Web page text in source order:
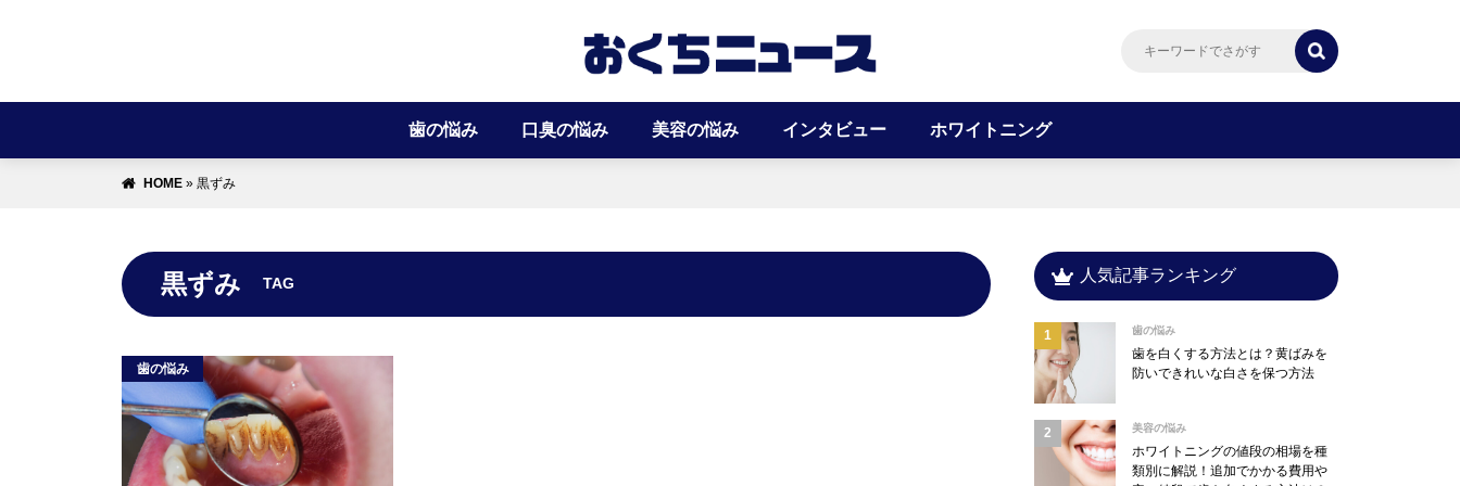
歯の悩み 口臭の悩み 美容の悩み インタビュー ホワイトニング
HOME » 黒ずみ
黒ずみ TAG
歯の悩み
人気記事ランキング
歯の悩み
歯を白くする方法とは？黄ばみを
防いできれいな白さを保つ方法
美容の悩み
ホワイトニングの値段の相場を種
類別に解説！追加でかかる費用や